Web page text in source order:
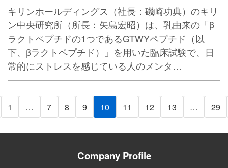
キリンホールディングス（社長：磯崎功典）のキリ
ン中央研究所（所長：矢島宏昭）は、乳由来の「β
ラクトペプチドの1つであるGTWYペプチド（以
下、βラクトペプチド）」を用いた臨床試験で、日
常的にストレスを感じている人のメンタ…
1 … 7 8 9 10 11 12 13 … 29
Company Profile